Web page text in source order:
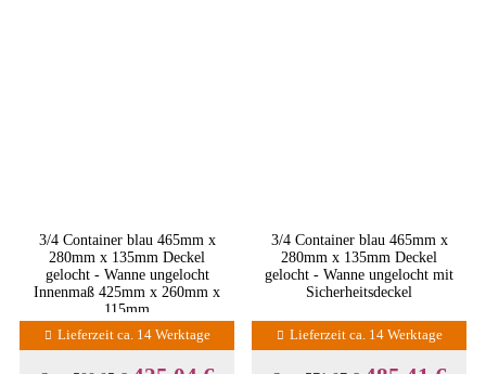
3/4 Container blau 465mm x
280mm x 135mm Deckel
gelocht - Wanne ungelocht
Innenmaß 425mm x 260mm x
115mm
Lieferzeit ca. 14 Werktage
3/4 Container blau 465mm x
280mm x 135mm Deckel
gelocht - Wanne ungelocht mit
Sicherheitsdeckel
Lieferzeit ca. 14 Werktage